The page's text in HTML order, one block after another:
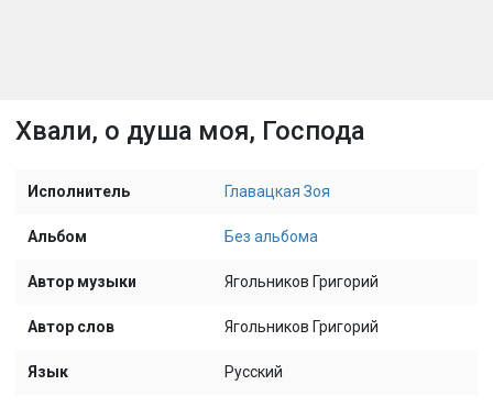
Хвали, о душа моя, Господа
Исполнитель Главацкая Зоя
Альбом Без альбома
Автор музыки Ягольников Григорий
Автор слов Ягольников Григорий
Язык Русский